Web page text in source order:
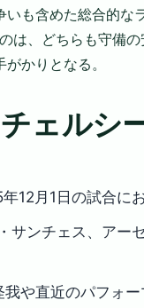
も含めた総合的な
は、どちらも守備
かりとなる。
ェルシ
12月1日の試合に
サンチェス、アー
や直近のパフォ